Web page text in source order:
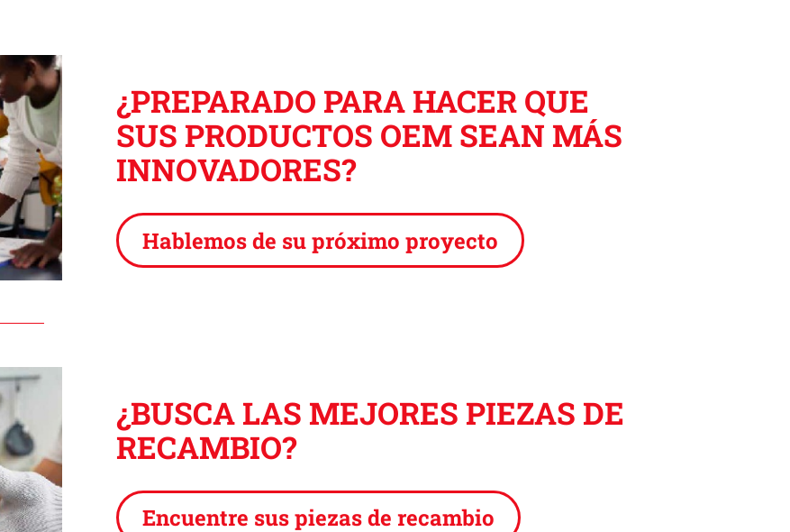
¿PREPARADO PARA HACER QUE
SUS PRODUCTOS OEM SEAN MÁS
INNOVADORES?
Hablemos de su próximo proyecto
¿BUSCA LAS MEJORES PIEZAS DE
RECAMBIO?
Encuentre sus piezas de recambio